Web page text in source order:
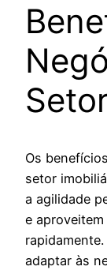
Os
setor
a agilidade
e
adaptar às